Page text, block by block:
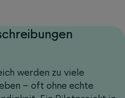
werden zu viele
– oft ohne echte